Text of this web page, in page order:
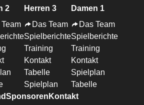
2
Team
Herren 3
Das Team
Spielberichte
Training
Kontakt
Tabelle
Spielplan
Damen 1
Das Team
Spielberichte
Training
Kontakt
Spielplan
Tabelle
Sponsoren Kontakt